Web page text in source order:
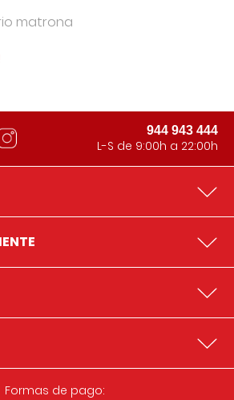
matrona
944 943 444
L-S de 9:00h a 22:00h
Formas de pago: